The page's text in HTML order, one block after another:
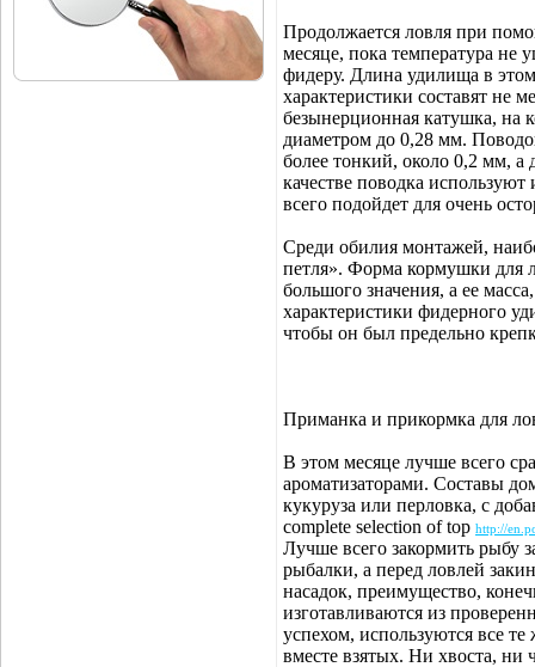
Продолжается ловля при
месяце, пока температура не
фидеру. Длина удилища в
характеристики составят не
безынерционная катушка, на
диаметром до 0,28 мм.
более тонкий, около 0,2 мм, а
качестве поводка
всего подойдет для очень
Среди обилия монтажей,
петля». Форма кормушки для
большого значения, а ее
характеристики фидерного
чтобы он был предельно
Приманка и прикормка для
В этом месяце лучше всего
ароматизаторами. Составы
кукуруза или перловка, с
complete selection of top http://
Лучше всего закормить рыбу
рыбалки, а перед ловлей
насадок, преимущество,
изготавливаются из
успехом, используются все
вместе взятых. Ни хвоста, ни